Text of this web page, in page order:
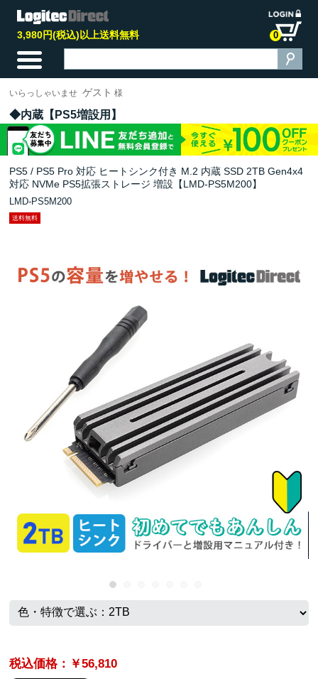
3,980円(税込)以上送料無料 0
いらっしゃいませ ゲスト 様
内蔵【PS5増設用】
PS5 / PS5 Pro 対応 ヒートシンク付き M.2 内蔵 SSD 2TB Gen4x4
対応 NVMe PS5拡張ストレージ 増設【LMD-PS5M200】
LMD-PS5M200
送料無料
税込価格：￥56,810